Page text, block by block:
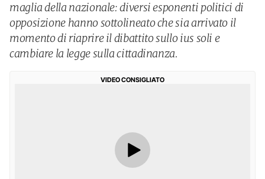
maglia della nazionale: diversi esponenti politici di
opposizione hanno sottolineato che sia arrivato il
momento di riaprire il dibattito sullo ius soli e
cambiare la legge sulla cittadinanza.
VIDEO CONSIGLIATO